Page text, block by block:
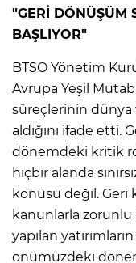
"GERİ DÖNÜŞÜM
BAŞLIYOR"
BTSO Yönetim
Avrupa Yeşil
süreçlerinin
aldığını ifade etti.
dönemdeki kritik
hiçbir alanda
konusu değil. Geri
kanunlarla
yapılan
önümüzdeki